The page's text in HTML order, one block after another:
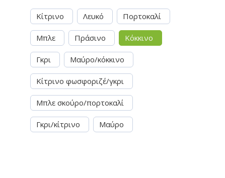
Κίτρινο Λευκό Πορτοκαλί
Μπλε Πράσινο Κόκκινο
Γκρι Μαύρο/κόκκινο
Κίτρινο φωσφοριζέ/γκρι
Μπλε σκούρο/πορτοκαλί
Γκρι/κίτρινο Μαύρο